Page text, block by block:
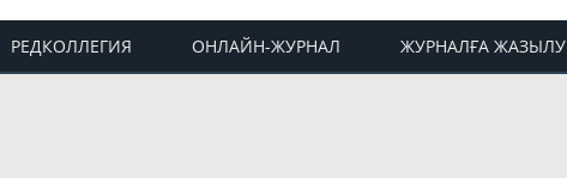
РЕДКОЛЛЕГИЯ ОНЛАЙН-ЖУРНАЛ ЖУРНАЛҒА ЖАЗЫЛУ